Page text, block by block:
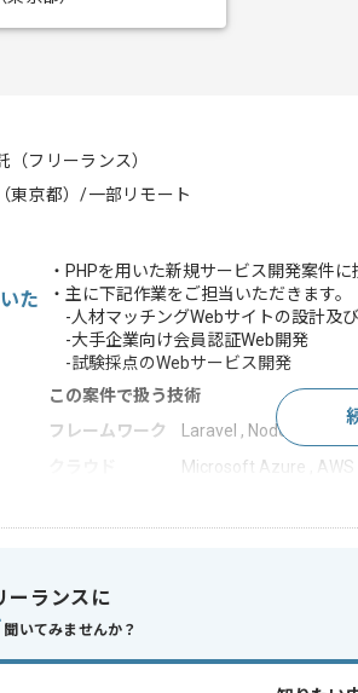
（フリーランス）
東京都）/一部リモート
た
・PHPを用いた新規サービス開発案件
・主に下記作業をご担当いただきます。
-人材マッチングWebサイトの設計及
-大手企業向け会員認証Web開発
-試験採点のWebサービス開発
この案件で扱う技術
フレームワーク
Laravel , Node.js , React
Microsoft Azure , AWS
ム
特徴 20代活躍中 , 30代活躍
ーランスに
聞いてみませんか？